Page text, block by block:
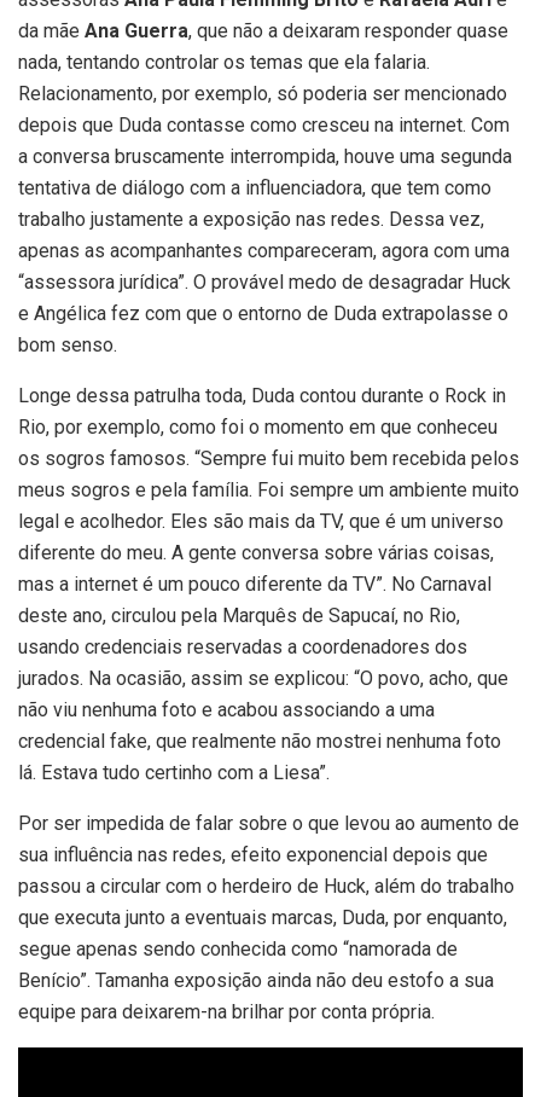
da mãe Ana Guerra, que não a deixaram responder quase
nada, tentando controlar os temas que ela falaria.
Relacionamento, por exemplo, só poderia ser mencionado
depois que Duda contasse como cresceu na internet. Com
a conversa bruscamente interrompida, houve uma segunda
tentativa de diálogo com a influenciadora, que tem como
trabalho justamente a exposição nas redes. Dessa vez,
apenas as acompanhantes compareceram, agora com uma
“assessora jurídica”. O provável medo de desagradar Huck
e Angélica fez com que o entorno de Duda extrapolasse o
bom senso.
Longe dessa patrulha toda, Duda contou durante o Rock in
Rio, por exemplo, como foi o momento em que conheceu
os sogros famosos. “Sempre fui muito bem recebida pelos
meus sogros e pela família. Foi sempre um ambiente muito
legal e acolhedor. Eles são mais da TV, que é um universo
diferente do meu. A gente conversa sobre várias coisas,
mas a internet é um pouco diferente da TV”. No Carnaval
deste ano, circulou pela Marquês de Sapucaí, no Rio,
usando credenciais reservadas a coordenadores dos
jurados. Na ocasião, assim se explicou: “O povo, acho, que
não viu nenhuma foto e acabou associando a uma
credencial fake, que realmente não mostrei nenhuma foto
lá. Estava tudo certinho com a Liesa”.
Por ser impedida de falar sobre o que levou ao aumento de
sua influência nas redes, efeito exponencial depois que
passou a circular com o herdeiro de Huck, além do trabalho
que executa junto a eventuais marcas, Duda, por enquanto,
segue apenas sendo conhecida como “namorada de
Benício”. Tamanha exposição ainda não deu estofo a sua
equipe para deixarem-na brilhar por conta própria.